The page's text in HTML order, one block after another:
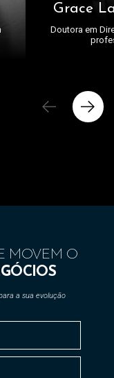
Grace
Doutora em
MOVEM O
a sua evolução